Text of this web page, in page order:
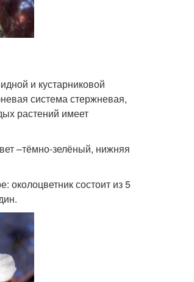
и кустарниковой
система стержневая,
растений имеет
–тёмно-зелёный, нижняя
околоцветник состоит из 5